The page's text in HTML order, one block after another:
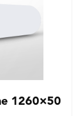
1260×50